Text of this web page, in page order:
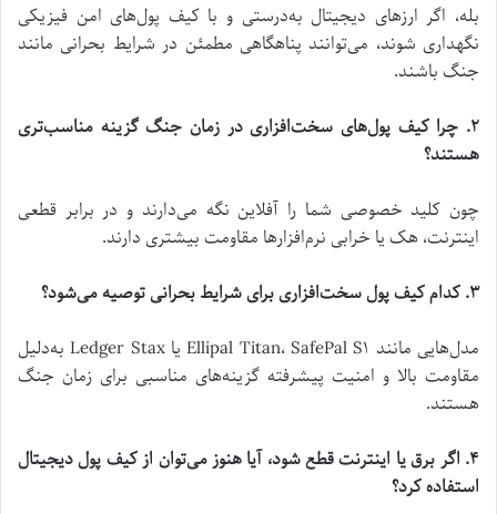
بله، اگر ارز‌های دیجیتال به‌درستی و با کیف پول‌های امن فیزیکی
نگهداری شوند، می‌توانند پناهگاهی مطمئن در شرایط بحرانی مانند
جنگ باشند.
۲. چرا کیف پول‌های سخت‌افزاری در زمان جنگ گزینه مناسب‌تری
هستند؟
چون کلید خصوصی شما را آفلاین نگه می‌دارند و در برابر قطعی
اینترنت، هک یا خرابی نرم‌افزار‌ها مقاومت بیشتری دارند.
۳. کدام کیف پول سخت‌افزاری برای شرایط بحرانی توصیه می‌شود؟
مدل‌هایی مانند Ellipal Titan، SafePal S۱ یا Ledger Stax به‌دلیل
مقاومت بالا و امنیت پیشرفته گزینه‌های مناسبی برای زمان جنگ
هستند.
۴. اگر برق یا اینترنت قطع شود، آیا هنوز می‌توان از کیف پول دیجیتال
استفاده کرد؟